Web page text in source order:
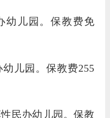
幼儿园。保教费免
幼儿园。保教费255
性民办幼儿园。保教